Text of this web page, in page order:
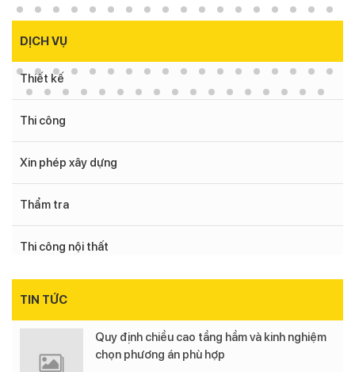
DỊCH VỤ
Thiết kế
Thi công
Xin phép xây dựng
Thẩm tra
Thi công nội thất
TIN TỨC
Quy định chiều cao tầng hầm và kinh nghiệm
chọn phương án phù hợp